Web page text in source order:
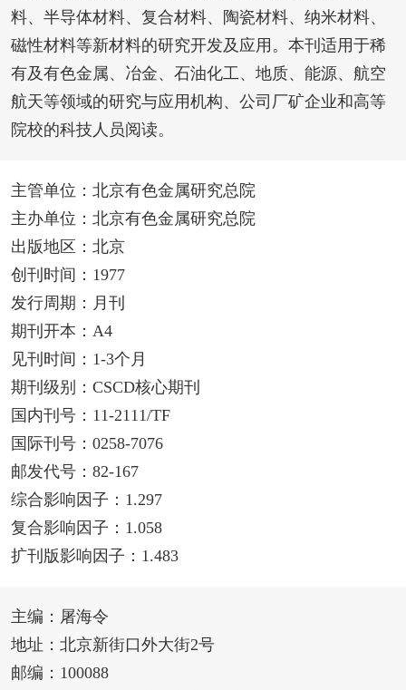
料、半导体材料、复合材料、陶瓷材料、纳米材料、
磁性材料等新材料的研究开发及应用。本刊适用于稀
有及有色金属、冶金、石油化工、地质、能源、航空
航天等领域的研究与应用机构、公司厂矿企业和高等
院校的科技人员阅读。
主管单位：北京有色金属研究总院
主办单位：北京有色金属研究总院
出版地区：北京
创刊时间：1977
发行周期：月刊
期刊开本：A4
见刊时间：1-3个月
期刊级别：CSCD核心期刊
国内刊号：11-2111/TF
国际刊号：0258-7076
邮发代号：82-167
综合影响因子：1.297
复合影响因子：1.058
扩刊版影响因子：1.483
主编：屠海令
地址：北京新街口外大街2号
邮编：100088